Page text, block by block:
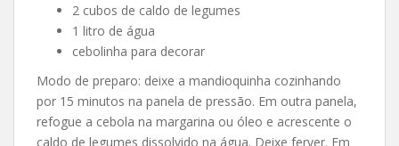
2 cubos de caldo de legumes
1 litro de água
cebolinha para decorar
Modo de preparo: deixe a mandioquinha cozinhando
por 15 minutos na panela de pressão. Em outra panela,
refogue a cebola na margarina ou óleo e acrescente o
caldo de legumes dissolvido na água. Deixe ferver. Em